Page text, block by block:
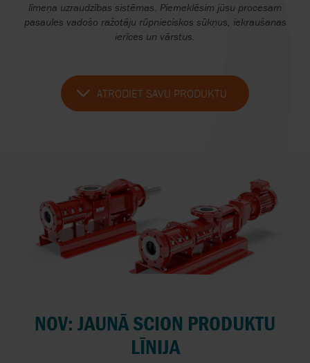
līmeņa uzraudzības sistēmas. Piemeklēsim jūsu procesam
pasaules vadošo ražotāju rūpnieciskos sūkņus, iekraušanas
ierīces un vārstus.
ATRODIET SAVU PRODUKTU
NOV: JAUNĀ SCION PRODUKTU
LĪNIJA